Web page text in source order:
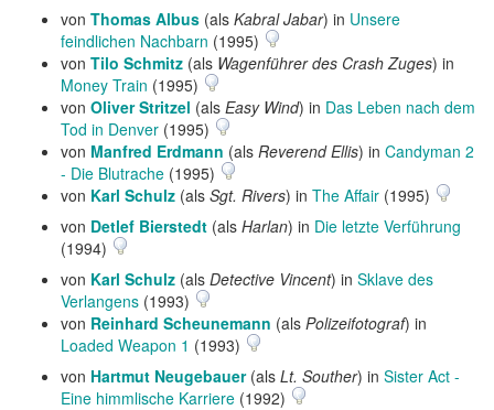
von Thomas Albus (als Kabral Jabar) in Unsere
feindlichen Nachbarn (1995)
von Tilo Schmitz (als Wagenführer des Crash Zuges) in
Money Train (1995)
von Oliver Stritzel (als Easy Wind) in Das Leben nach dem
Tod in Denver (1995)
von Manfred Erdmann (als Reverend Ellis) in Candyman 2
- Die Blutrache (1995)
von Karl Schulz (als Sgt. Rivers) in The Affair (1995)
von Detlef Bierstedt (als Harlan) in Die letzte Verführung
(1994)
von Karl Schulz (als Detective Vincent) in Sklave des
Verlangens (1993)
von Reinhard Scheunemann (als Polizeifotograf) in
Loaded Weapon 1 (1993)
von Hartmut Neugebauer(als Lt. Souther) in Sister Act -
Eine himmlische Karriere (1992)